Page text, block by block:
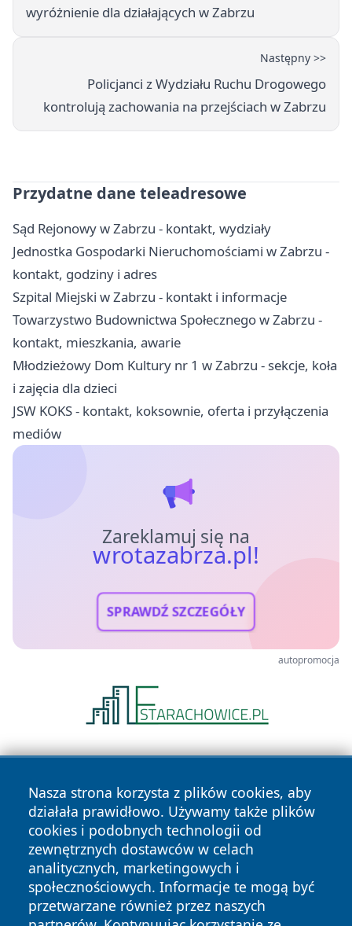
wyróżnienie dla działających w Zabrzu
Następny >>
Policjanci z Wydziału Ruchu Drogowego
kontrolują zachowania na przejściach w Zabrzu
Przydatne dane teleadresowe
Sąd Rejonowy w Zabrzu - kontakt, wydziały
Jednostka Gospodarki Nieruchomościami w Zabrzu -
kontakt, godziny i adres
Szpital Miejski w Zabrzu - kontakt i informacje
Towarzystwo Budownictwa Społecznego w Zabrzu -
kontakt, mieszkania, awarie
Młodzieżowy Dom Kultury nr 1 w Zabrzu - sekcje, koła
i zajęcia dla dzieci
JSW KOKS - kontakt, koksownie, oferta i przyłączenia
mediów
Zareklamuj się na
wrotazabrza.pl!
SPRAWDŹ SZCZEGÓŁY
autopromocja
Nasza strona korzysta z plików cookies, aby
działała prawidłowo. Używamy także plików
cookies i podobnych technologii od
zewnętrznych dostawców w celach
analitycznych, marketingowych i
społecznościowych. Informacje te mogą być
przetwarzane również przez naszych
Copyright © 2026 wrotazabrza.pl Wszystkie prawa
zastrzeżone.